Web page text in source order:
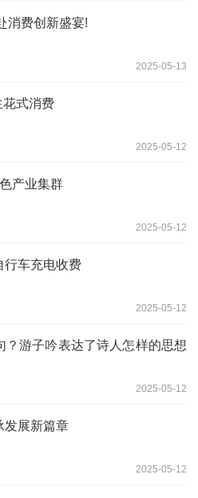
消费创新盛宴!
2025-05-13
花式消费
2025-05-12
产业集群
2025-05-12
行车充电收费
2025-05-12
？游子吟表达了诗人怎样的思想
2025-05-12
发展新篇章
2025-05-12